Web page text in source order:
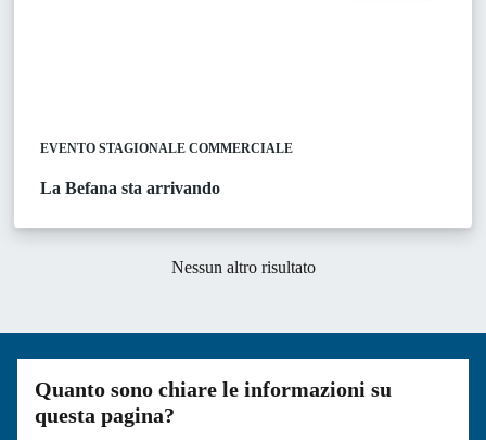
EVENTO STAGIONALE COMMERCIALE
La Befana sta arrivando
Nessun altro risultato
Quanto sono chiare le informazioni su
questa pagina?